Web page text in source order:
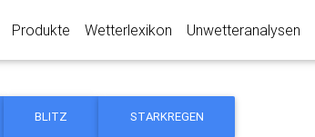
Produkte Wetterlexikon Unwetteranalysen
BLITZ STARKREGEN